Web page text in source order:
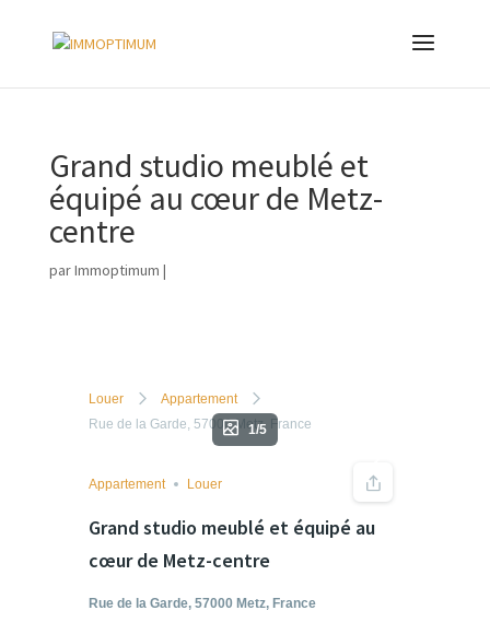
Grand studio meublé et
équipé au cœur de Metz-
centre
parImmoptimum |
Louer
Appartement
Rue de la Garde, 57000 Metz, France
1/5
Appartement Louer
Grand studio meublé et équipé au
cœur de Metz-centre
Rue de la Garde, 57000 Metz, France